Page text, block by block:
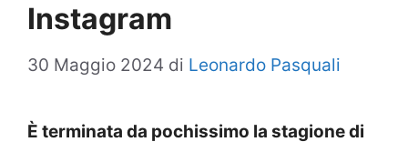
Instagram
30 Maggio 2024 di Leonardo Pasquali
È terminata da pochissimo la stagione di